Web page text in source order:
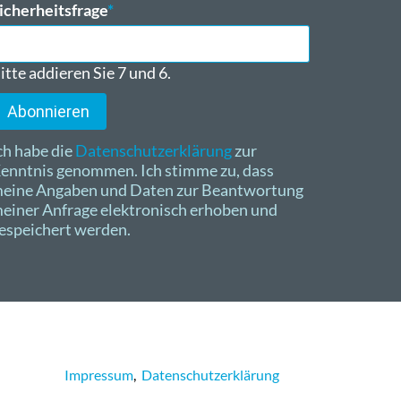
*
addieren Sie 7 und 6.
Abonnieren
habe dieDatenschutzerklärungzur
genommen. Ich stimme zu, dass
Angaben und Daten zur Beantwortung
Anfrage elektronisch erhoben und
werden.
Impressum Datenschutzerklärung